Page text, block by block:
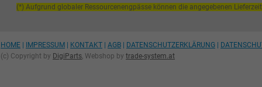
(*) Aufgrund globaler Ressourcenengpässe können die angegebenen
HOME IMPRESSUM KONTAKT AGB DATENSCHUTZERKLÄRUNG
(c) Copyright by DigiParts, Webshop by trade-system.at